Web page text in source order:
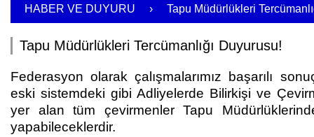
HABER VE DUYURU › Tapu Müdürlükleri
Tapu Müdürlükleri Tercümanlığı Duyurusu!
Federasyon olarak çalışmalarımız başarılı
eski sistemdeki gibi Adliyelerde Bilirkişi ve
yer alan tüm çevirmenler Tapu
yapabileceklerdir.